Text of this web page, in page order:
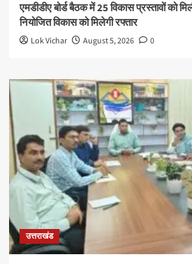
एमडीडीए बोर्ड बैठक में 25 विकास प्रस्तावों को
नियोजित विकास को मिलेगी रफ्तार
Lok Vichar August 5, 2026 0
उत्तराखंड